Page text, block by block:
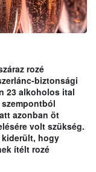
rozé
biztonsági
23 alkoholos ital
azonban öt
volt szükség.
hogy
ítélt rozé